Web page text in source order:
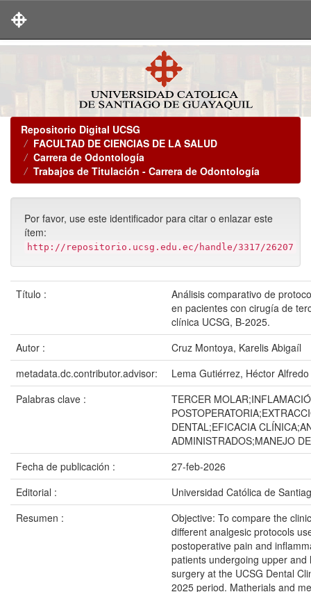
Repositorio Digital UCSG
FACULTAD DE CIENCIAS DE LA SALUD
Carrera de Odontología
Trabajos de Titulación - Carrera de Odontología
Por favor, use este identificador para citar o enlazar este
ítem:
http://repositorio.ucsg.edu.ec/handle/3317/26207
Título :
Análisis comparativo de
en pacientes con cirugía de
clínica UCSG, B-2025.
Autor :
Cruz Montoya, Karelis Abigaíl
metadata.dc.contributor.advisor:
Lema Gutiérrez, Héctor Alfredo
Palabras clave :
TERCER
DENTAL;EFICACIA
ADMINISTRADOS;MANEJO
Fecha de publicación :
27-feb-2026
Editorial :
Universidad Católica de
Resumen :
Objective: To compare the
different analgesic protocols
postoperative pain and
patients undergoing upper and
surgery at the UCSG Dental
2025 period. Matherials and